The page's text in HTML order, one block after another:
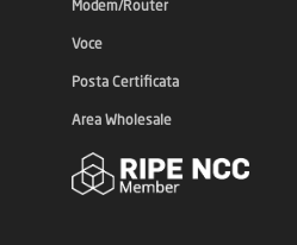
Modem/Router
Voce
Posta Certificata
Area Wholesale